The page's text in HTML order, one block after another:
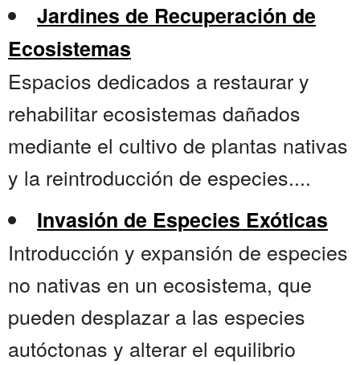
Jardines de Recuperación de
Ecosistemas
Espacios dedicados a restaurar y
rehabilitar ecosistemas dañados
mediante el cultivo de plantas nativas
y la reintroducción de especies....
Invasión de Especies Exóticas
Introducción y expansión de especies
no nativas en un ecosistema, que
pueden desplazar a las especies
autóctonas y alterar el equilibrio